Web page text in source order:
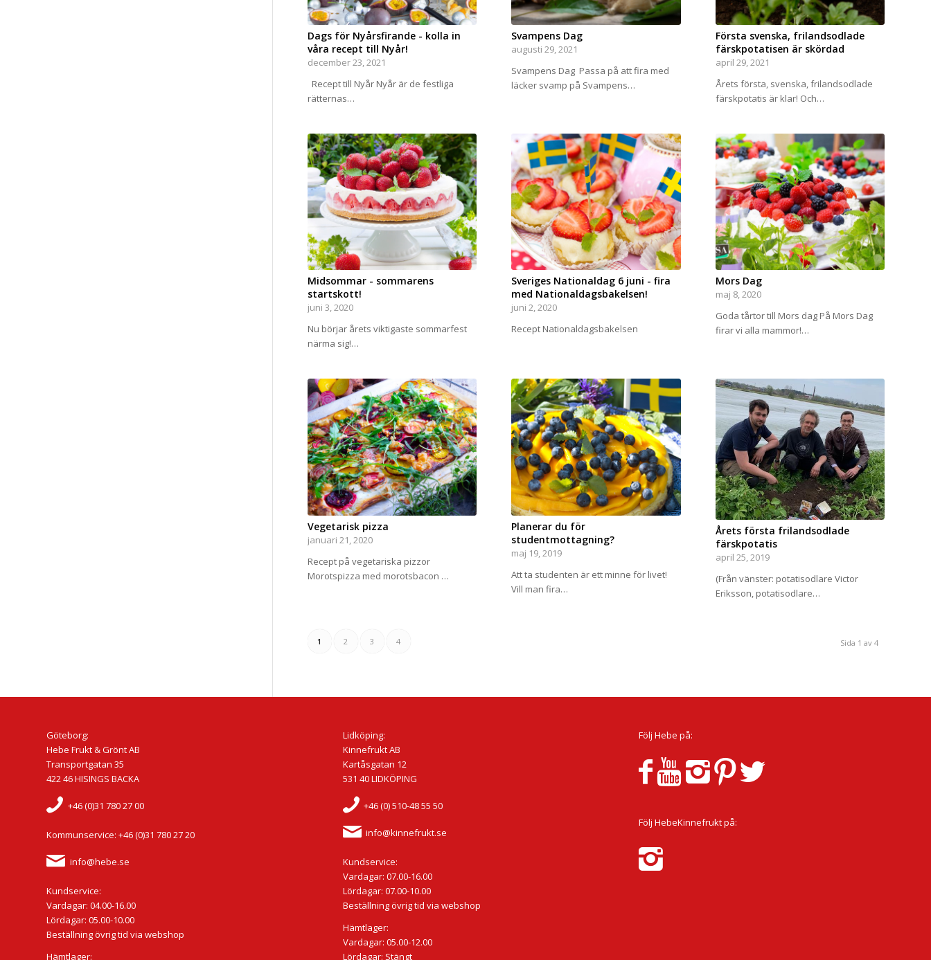
Dags för Nyårsfirande - kolla in
våra recept till Nyår!
december 23, 2021
Recept till Nyår Nyår är de festliga
rätternas…
Svampens Dag
augusti 29, 2021
Svampens Dag Passa på att fira med
läcker svamp på Svampens…
Första svenska, frilandsodlade
färskpotatisen är skördad
april 29, 2021
Årets första, svenska, frilandsodlade
färskpotatis är klar! Och…
Midsommar - sommarens
startskott!
juni 3, 2020
Nu börjar årets viktigaste sommarfest
närma sig!…
Sveriges Nationaldag 6 juni - fira
med Nationaldagsbakelsen!
juni 2, 2020
Recept Nationaldagsbakelsen
Mors Dag
maj 8, 2020
Goda tårtor till Mors dag På Mors Dag
firar vi alla mammor!…
Vegetarisk pizza
januari 21, 2020
Recept på vegetariska pizzor
Morotspizza med morotsbacon …
Planerar du för
studentmottagning?
maj 19, 2019
Att ta studenten är ett minne för livet!
Vill man fira…
Årets första frilandsodlade
färskpotatis
april 25, 2019
(Från vänster: potatisodlare Victor
Eriksson, potatisodlare…
Sida 1 av 4
1 2 3 4
Göteborg:
Hebe Frukt & Grönt AB
Transportgatan 35
422 46 HISINGS BACKA
+46 (0)31 780 27 00
Kommunservice: +46 (0)31 780 27 20
info@hebe.se
Kundservice:
Vardagar: 04.00-16.00
Lördagar: 05.00-10.00
Beställning övrig tid via webshop
Hämtlager:
Lidköping:
Kinnefrukt AB
Kartåsgatan 12
531 40 LIDKÖPING
+46 (0) 510-48 55 50
info@kinnefrukt.se
Kundservice:
Vardagar: 07.00-16.00
Lördagar: 07.00-10.00
Beställning övrig tid via webshop
Hämtlager:
Vardagar: 05.00-12.00
Lördagar: Stängt
Följ Hebe på:
Följ HebeKinnefrukt på: